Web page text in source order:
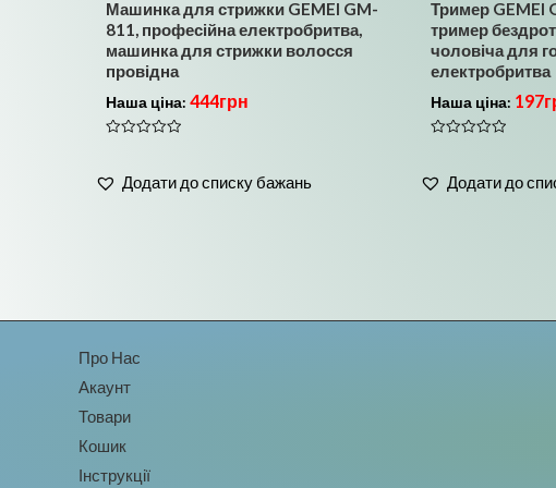
Машинка для стрижки GEMEI GM-
811, професійна електробритва,
машинка для стрижки волосся
провідна
Наша ціна: 444грн
з
Додати до списку бажань
Тример GEMEI
тример
чоловіча для
електробритва
Наша ціна: 197
з
Додати до
Про Нас
Акаунт
Товари
Кошик
Інструкції